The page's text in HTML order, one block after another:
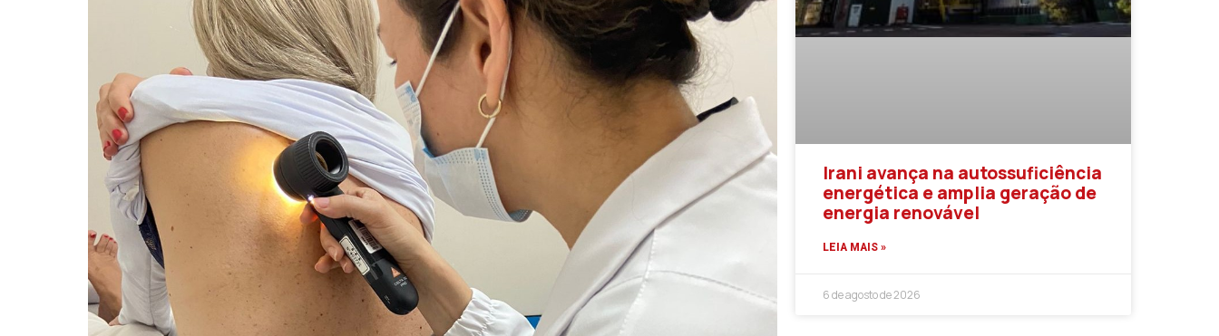
Irani avança na autossuficiência
energética e amplia geração de
energia renovável
LEIA MAIS »
6 de agosto de 2026